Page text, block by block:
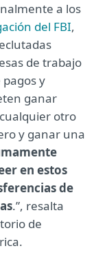
a los
del FBI,
de trabajo
y
ganar
otro
y ganar una
en estos
de
.”, resalta
de